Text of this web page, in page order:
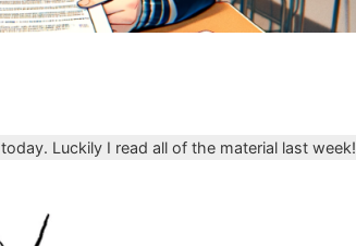
today. Luckily I read all of the material last week!